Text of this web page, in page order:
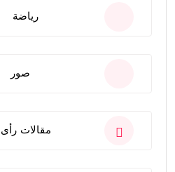
رياضة
صور
مقالات رأى